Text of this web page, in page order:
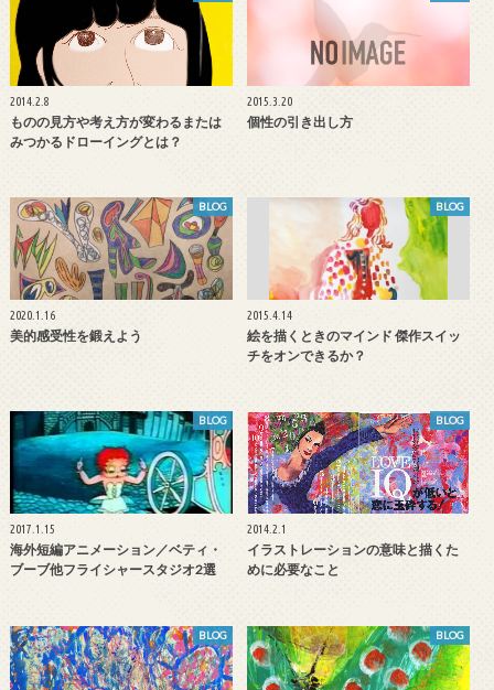
2014.2.8
ものの見方や考え方が変わるまたは
みつかるドローイングとは？
2015.3.20
個性の引き出し方
BLOG
2020.1.16
美的感受性を鍛えよう
BLOG
2015.4.14
絵を描くときのマインド 傑作スイッ
チをオンできるか？
BLOG
2017.1.15
海外短編アニメーション／ベティ・
ブーブ他フライシャースタジオ2選
BLOG
2014.2.1
イラストレーションの意味と描くた
めに必要なこと
BLOG BLOG